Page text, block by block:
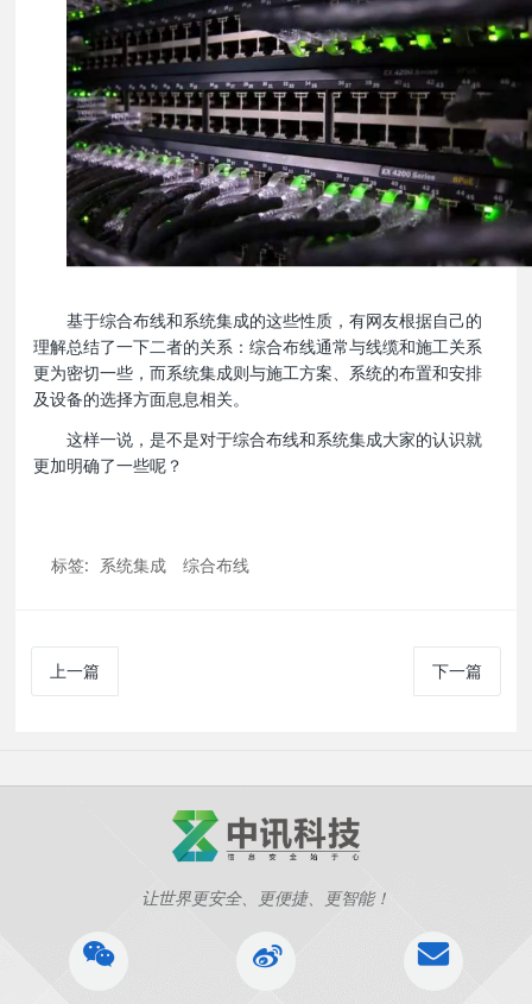
基于综合布线和系统集成的这些性质，有网友根据自己的
理解总结了一下二者的关系：综合布线通常与线缆和施工关系
更为密切一些，而系统集成则与施工方案、系统的布置和安排
及设备的选择方面息息相关。
这样一说，是不是对于综合布线和系统集成大家的认识就
更加明确了一些呢？
标签: 系统集成 综合布线
上一篇 下一篇
让世界更安全、更便捷、更智能！